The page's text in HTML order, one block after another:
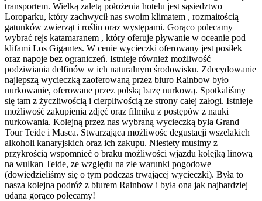
transportem. Wielką zaletą położenia hotelu jest sąsiedztwo
Loroparku, który zachwycił nas swoim klimatem , rozmaitością
gatunków zwierząt i roślin oraz występami. Gorąco polecamy
wybrać rejs katamaranem , który oferuje pływanie w oceanie pod
klifami Los Gigantes. W cenie wycieczki oferowany jest posiłek
oraz napoje bez ograniczeń. Istnieje również możliwość
podziwiania delfinów w ich naturalnym środowisku. Zdecydowanie
najlepszą wycieczką zaoferowaną przez biuro Rainbow było
nurkowanie, oferowane przez polską bazę nurkową. Spotkaliśmy
się tam z życzliwością i cierpliwością ze strony całej załogi. Istnieje
możliwość zakupienia zdjęć oraz filmiku z postępów z nauki
nurkowania. Kolejną przez nas wybraną wycieczką była Grand
Tour Teide i Masca. Stwarzająca możliwośc degustacji wszelakich
alkoholi kanaryjskich oraz ich zakupu. Niestety musimy z
przykrością wspomnieć o braku możliwości wjazdu kolejką linową
na wulkan Teide, ze względu na złe warunki pogodowe
(dowiedzieliśmy się o tym podczas trwającej wycieczki). Była to
nasza kolejna podróż z biurem Rainbow i była ona jak najbardziej
udana gorąco polecamy!